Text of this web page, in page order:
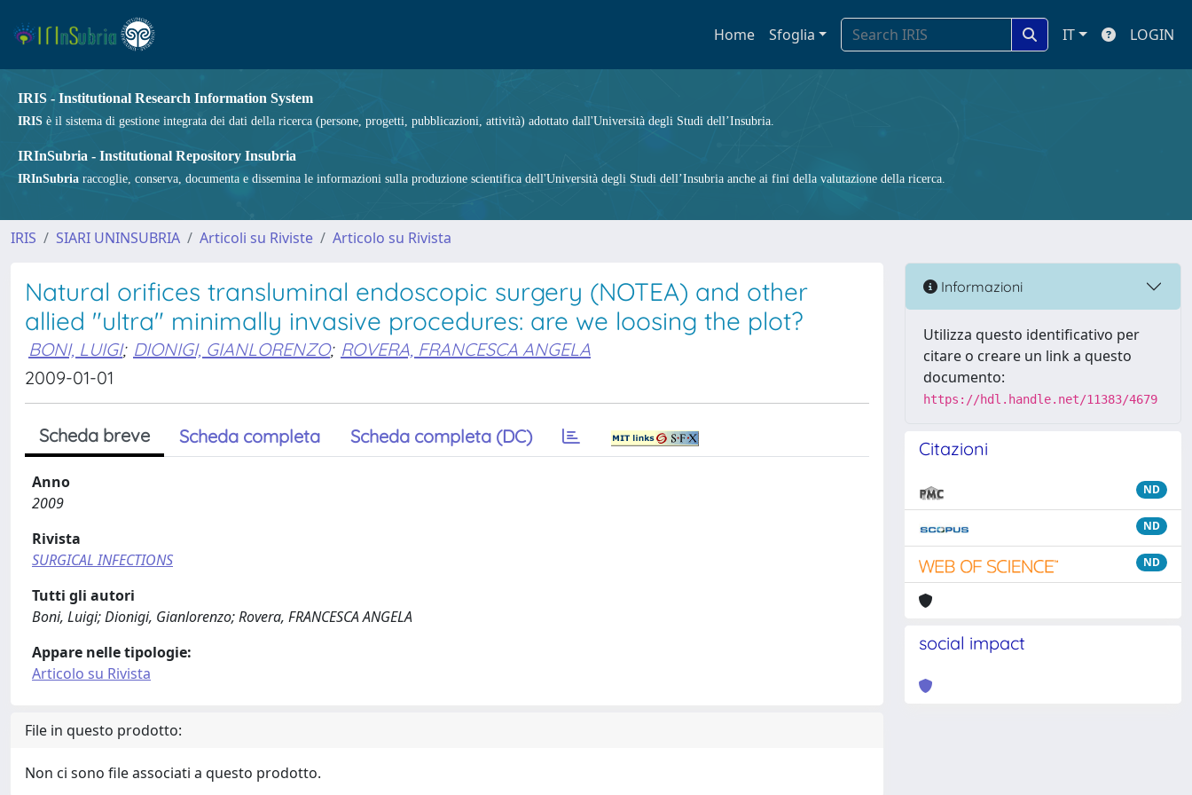
Home Sfoglia IT LOGIN
IRIS - Institutional Research Information System
IRIS è il sistema di gestione integrata dei dati della ricerca (persone, progetti, pubblicazioni, attività) adottato dall'Università degli Studi dell’Insubria.
IRInSubria - Institutional Repository Insubria
IRInSubria raccoglie, conserva, documenta e dissemina le informazioni sulla produzione scientifica dell'Università degli Studi dell’Insubria anche ai fini della valutazione della ricerca.
IRIS SIARI UNINSUBRIA Articoli su Riviste Articolo su Rivista
Natural orifices transluminal endoscopic surgery (NOTEA) and other
allied "ultra" minimally invasive procedures: are we loosing the plot?
BONI, LUIGI; DIONIGI, GIANLORENZO; ROVERA, FRANCESCA ANGELA
2009-01-01
Scheda breve Scheda completa Scheda completa (DC)
Anno
2009
Rivista
SURGICAL INFECTIONS
Tutti gli autori
Boni, Luigi; Dionigi, Gianlorenzo; Rovera, FRANCESCA ANGELA
Appare nelle tipologie:
Articolo su Rivista
File in questo prodotto:
Non ci sono file associati a questo prodotto.
Informazioni
Utilizza questo identificativo per
citare o creare un link a questo
documento:
https://hdl.handle.net/11383/4679
Citazioni
ND
ND
ND
social impact